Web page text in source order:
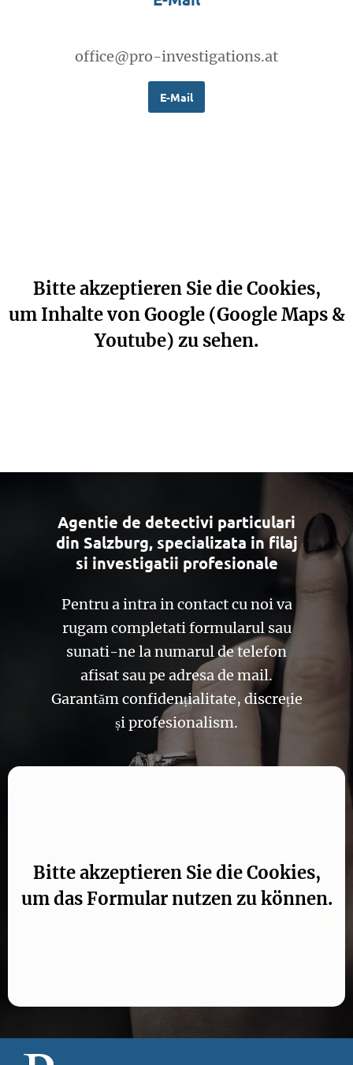
office@pro-investigations.at
E-Mail
Bitte akzeptieren Sie die Cookies,
um Inhalte von Google (Google Maps &
Youtube) zu sehen.
Agentie de detectivi particulari
din Salzburg, specializata in filaj
si investigatii profesionale
Pentru a intra in contact cu noi va
rugam completati formularul sau
sunati-ne la numarul de telefon
afisat sau pe adresa de mail.
Garantăm confidențialitate, discreție
și profesionalism.
Aufgrund Ihrer DSGVO Einstellungen wird dieser
Bitte akzeptieren Sie die Cookies,
um das Formular nutzen zu können.